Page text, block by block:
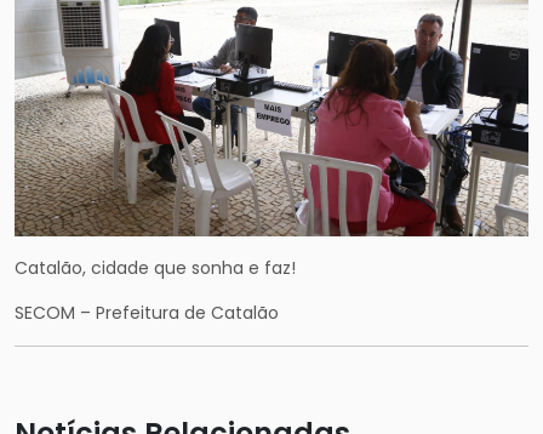
Catalão, cidade que sonha e faz!
SECOM – Prefeitura de Catalão